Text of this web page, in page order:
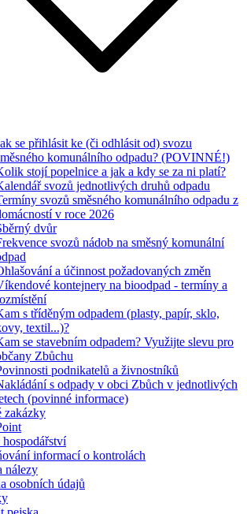
se přihlásit ke (či odhlásit od) svozu
komunálního odpadu? (POVINNÉ!)
stojí popelnice a jak a kdy se za ni platí?
svozů jednotlivých druhů odpadu
svozů směsného komunálního odpadu z
v roce 2026
dvůr
svozů nádob na směsný komunální
a účinnost požadovaných změn
kontejnery na bioodpad - termíny a
s tříděným odpadem (plasty, papír, sklo,
textil...)?
se stavebním odpadem? Využijte slevu pro
Zbůchu
podnikatelů a živnostníků
s odpady v obci Zbůch v jednotlivých
(povinné informace)
zakázky
informací o kontrolách
nálezy
osobních údajů